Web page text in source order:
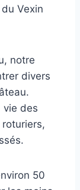
Vexin
notre
divers
vie des
50